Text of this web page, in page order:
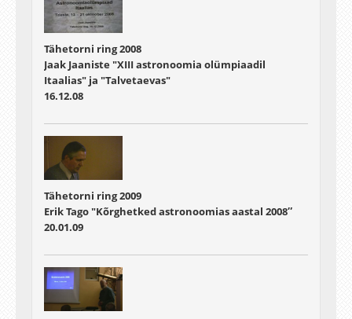
Tähetorni ring 2008
Jaak Jaaniste "XIII astronoomia olümpiaadil
Itaalias" ja "Talvetaevas"
16.12.08
Tähetorni ring 2009
Erik Tago "Kõrghetked astronoomias aastal 2008″
20.01.09